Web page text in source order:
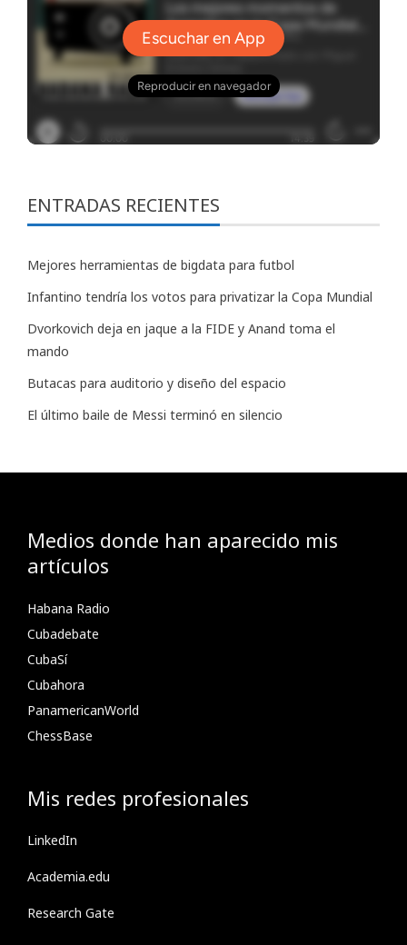
ENTRADAS RECIENTES
Mejores herramientas de bigdata para futbol
Infantino tendría los votos para privatizar la Copa Mundial
Dvorkovich deja en jaque a la FIDE y Anand toma el
mando
Butacas para auditorio y diseño del espacio
El último baile de Messi terminó en silencio
Medios donde han aparecido mis
artículos
Habana Radio
Cubadebate
CubaSí
Cubahora
PanamericanWorld
ChessBase
Mis redes profesionales
LinkedIn
Academia.edu
Research Gate